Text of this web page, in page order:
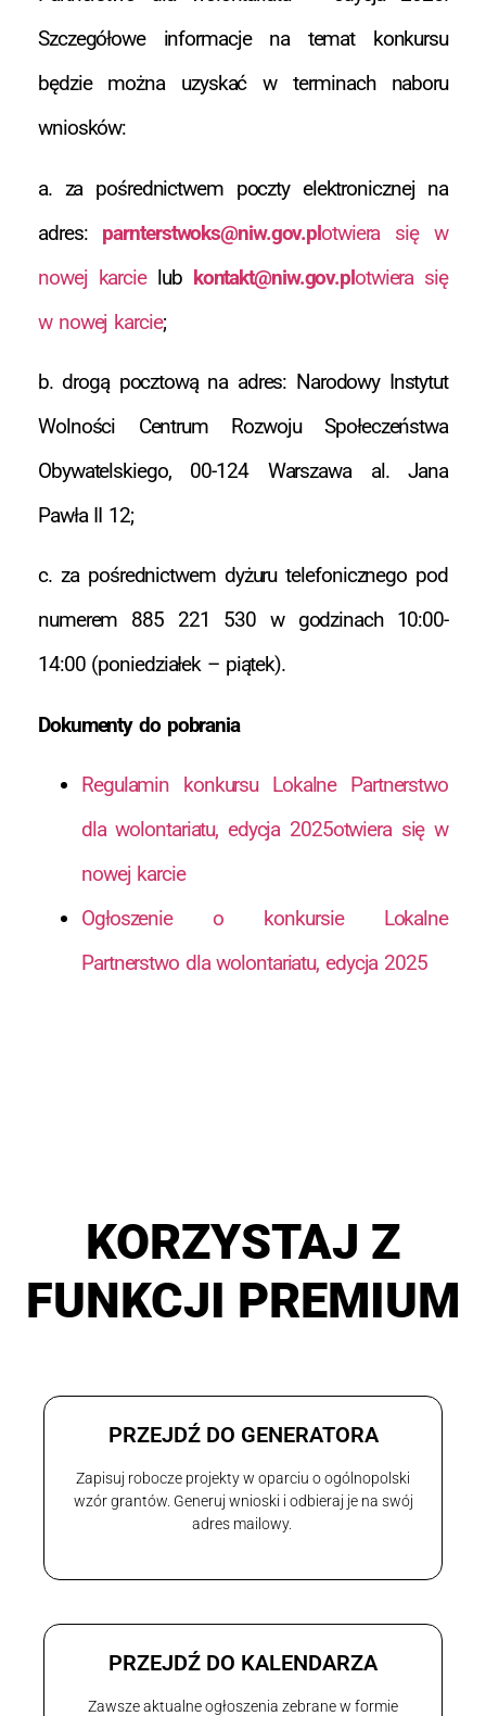
Szczegółowe informacje na temat konkursu
będzie można uzyskać w terminach naboru
wniosków:
a. za pośrednictwem poczty elektronicznej na
adres: parnterstwoks@niw.gov.plotwiera się w
nowej karcielub kontakt@niw.gov.plotwiera się
w nowej karcie;
b. drogą pocztową na adres: Narodowy Instytut
Wolności Centrum Rozwoju Społeczeństwa
Obywatelskiego, 00-124 Warszawa al. Jana
Pawła II 12;
c. za pośrednictwem dyżuru telefonicznego pod
numerem 885 221 530 w godzinach 10:00-
14:00 (poniedziałek – piątek).
Dokumenty do pobrania
Regulamin konkursu Lokalne Partnerstwo
dla wolontariatu, edycja 2025otwiera się w
nowej karcie
Ogłoszenie o konkursie Lokalne
Partnerstwo dla wolontariatu, edycja 2025
KORZYSTAJ Z
FUNKCJI PREMIUM
PRZEJDŹ DO GENERATORA
Zapisuj robocze projekty w oparciu o ogólnopolski
wzór grantów. Generuj wnioski i odbieraj je na swój
adres mailowy.
PRZEJDŹ DO KALENDARZA
Zawsze aktualne ogłoszenia zebrane w formie